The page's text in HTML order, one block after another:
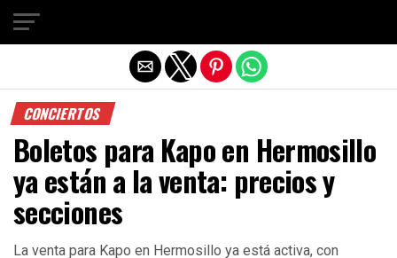
CONCIERTOS
Boletos para Kapo en Hermosillo
ya están a la venta: precios y
secciones
La venta para Kapo en Hermosillo ya está activa, con